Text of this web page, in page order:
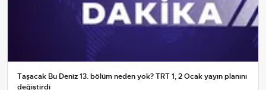
Taşacak Bu Deniz 13. bölüm neden yok? TRT 1, 2 Ocak yayın planını
değiştirdi